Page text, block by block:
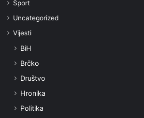
Sport
Uncategorized
Vijesti
BiH
Brčko
Društvo
Hronika
Politika